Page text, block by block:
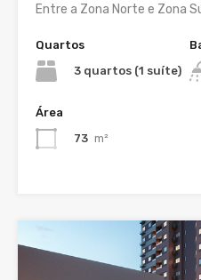
Entre a Zona Norte e Zona
Quartos
3 quartos (1 suíte)
Área
73 m²